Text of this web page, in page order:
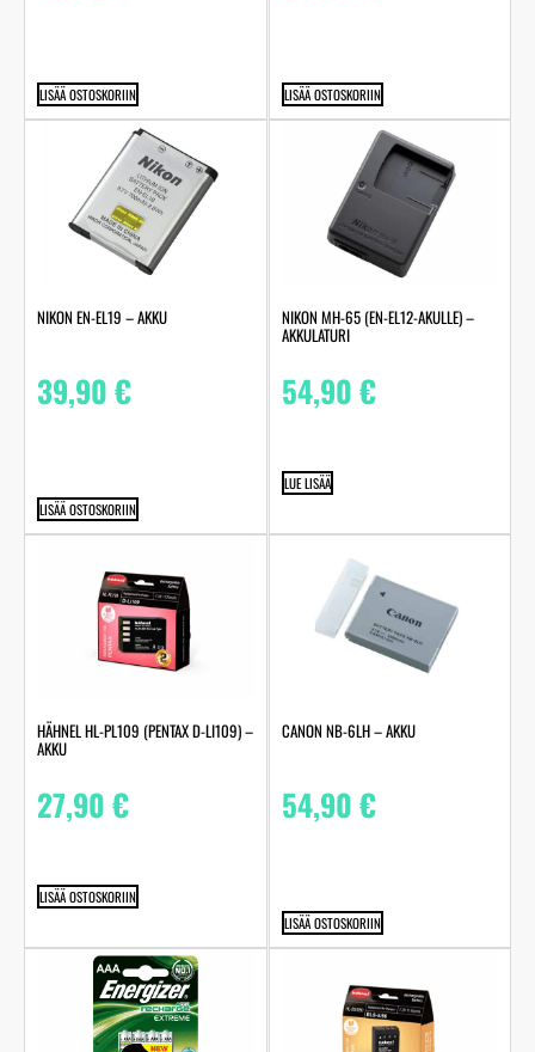
LISÄÄ OSTOSKORIIN LISÄÄ OSTOSKORIIN
NIKON EN-EL19 – AKKU
39,90€
LISÄÄ OSTOSKORIIN
NIKON MH-65 (EN-EL12-AKULLE) –
AKKULATURI
54,90€
LUE LISÄÄ
HÄHNEL HL-PL109 (PENTAX D-LI109) –
AKKU
27,90€
LISÄÄ OSTOSKORIIN
CANON NB-6LH – AKKU
54,90€
LISÄÄ OSTOSKORIIN